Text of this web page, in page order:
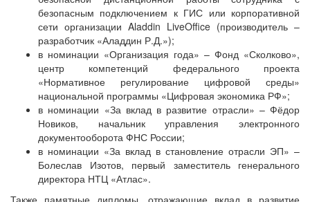
безопасным подключением к ГИС или корпоративной
сети организации Aladdin LiveOffice (производитель –
разработчик «Аладдин Р.Д.»);
в номинации «Организация года» – Фонд «Сколково»,
центр компетенций федерального проекта
«Нормативное регулирование цифровой среды»
национальной программы «Цифровая экономика РФ»;
в номинации «За вклад в развитие отрасли» – Фёдор
Новиков, начальник управления электронного
документооборота ФНС России;
в номинации «За вклад в становление отрасли ЭП» –
Болеслав Изотов, первый заместитель генерального
директора НТЦ «Атлас».
Также памятные дипломы, отражающие вклад в развитие